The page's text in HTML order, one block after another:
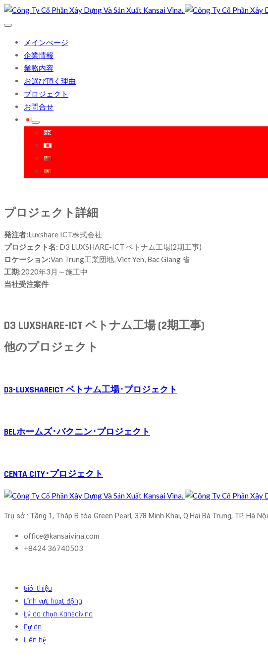
メインぺージ
企業情報
業務内容
お選び頂く理由
プロジェクト
お問合せ
プロジェクト詳細
発注者:Luxshare ICT株式会社
プロジェクト名: D3 LUXSHARE-ICT ベトナム工場(2期工事)
ロケーション:Van Trung工業団地, Viet Yen, Bac Giang 省
工期:2020年3月～施工中
当社受注案件
D3 LUXSHARE-ICT ベトナム工場 (2期工事)
他のプロジェクト
D3-LUXSHAREICT ベトナム工場･プロジェクト
BELホームズ･バクニン･プロジェクト
CENTA CITY･プロジェクト
Trụ sở : Tầng 1, Tháp B tòa Green Pearl, 378 Minh Khai, Q.Hai Bà Trưng, TP. Hà Nội
office@kansaivina.com
+8424 36740503
Giới thiệu
Lĩnh vực hoạt động
Lý do chọn Kansaivina
Dự án
Liên hệ